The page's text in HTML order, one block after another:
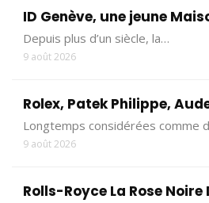
ID Genève, une jeune
Depuis plus d’un siècle, la…
9 août 2026
Rolex, Patek Philippe,
Longtemps considérées comme
9 août 2026
Rolls-Royce La Rose